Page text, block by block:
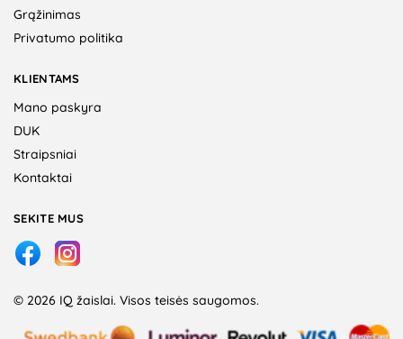
Grąžinimas
Privatumo politika
KLIENTAMS
Mano paskyra
DUK
Straipsniai
Kontaktai
SEKITE MUS
© 2026 IQ žaislai. Visos teisės saugomos.